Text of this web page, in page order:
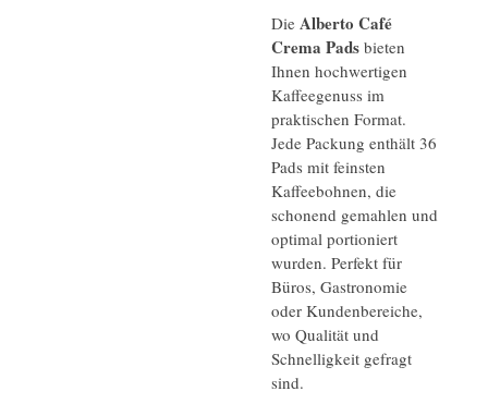
Die Alberto Café
Crema Pads bieten
Ihnen hochwertigen
Kaffeegenuss im
praktischen Format.
Jede Packung enthält 36
Pads mit feinsten
Kaffeebohnen, die
schonend gemahlen und
optimal portioniert
wurden. Perfekt für
Büros, Gastronomie
oder Kundenbereiche,
wo Qualität und
Schnelligkeit gefragt
sind.